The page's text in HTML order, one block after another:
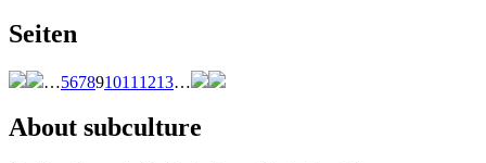
Seiten
…567891011 1213…
About subculture